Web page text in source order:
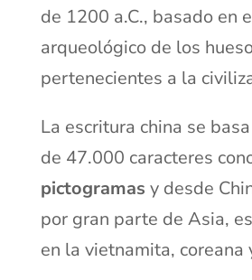
de 1200 a.C., basado en
arqueológico de los
pertenecientes a la
La escritura china se
de 47.000 caracteres
pictogramas y desde
por gran parte de Asia,
en la vietnamita, coreana